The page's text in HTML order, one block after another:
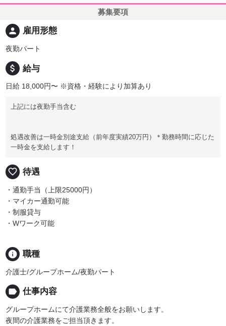
募集要項
person 雇用形態
夜勤パート
attach_money 給与
日給 18,000円〜 ※資格・経験により加算あり
上記には夜勤手当含む
処遇改善は一時金別途支給（前年度実績20万円）＊勤務時間に応じた
一時金を支給します！
favorite_border 待遇
・通勤手当（上限25000円）
・マイカー通勤可能
・制服貸与
・Wワーク可能
info 職種
介護士/グループホーム/夜勤パート
label 仕事内容
グループホームにて介護業務全般をお願いします。
夜間の介護業務をご担当頂きます。